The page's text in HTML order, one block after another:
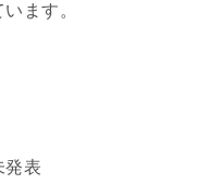
ます。
発表